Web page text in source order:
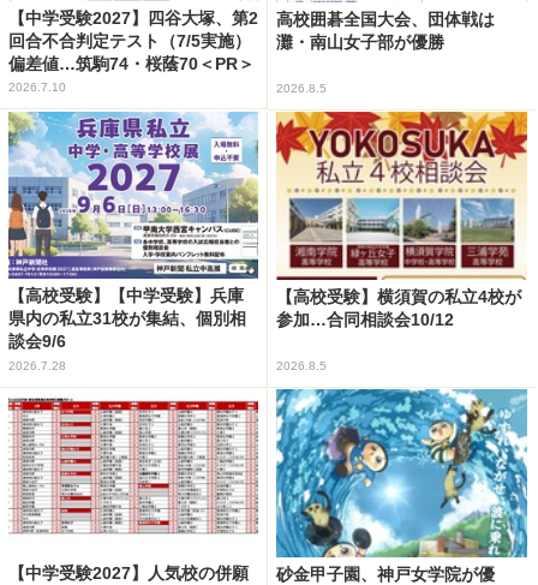
【中学受験2027】四谷大塚、第2
回合不合判定テスト（7/5実施）
偏差値…筑駒74・桜蔭70＜PR＞
2026.7.10
高校囲碁全国大会、団体戦は
灘・南山女子部が優勝
2026.8.5
【高校受験】【中学受験】兵庫
県内の私立31校が集結、個別相
談会9/6
2026.7.28
【高校受験】横須賀の私立4校が
参加…合同相談会10/12
2026.8.5
【中学受験2027】人気校の併願
砂金甲子園、神戸女学院が優